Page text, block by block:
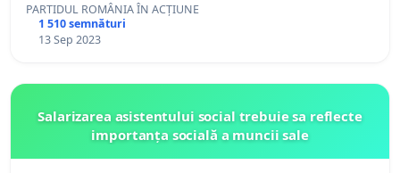
PARTIDUL ROMÂNIA ÎN ACȚIUNE
1 510 semnături
13 Sep 2023
Salarizarea asistentului social trebuie sa reflecte
importanța socială a muncii sale